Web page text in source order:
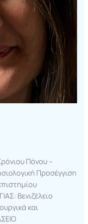
Πόνου –
Προσέγγιση
Βενιζέλειο
και